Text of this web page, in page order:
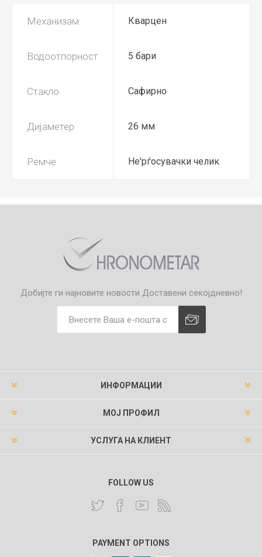
Механизам Кварцен
Водоотпорност 5 бари
Стакло Сафирно
Дијаметер 26 мм
Ремче Не'рѓосувачки челик
Добијте ги најновите новости Доставени секојдневно!
ИНФОРМАЦИИ
МОЈ ПРОФИЛ
УСЛУГА НА КЛИЕНТ
FOLLOW US
PAYMENT OPTIONS